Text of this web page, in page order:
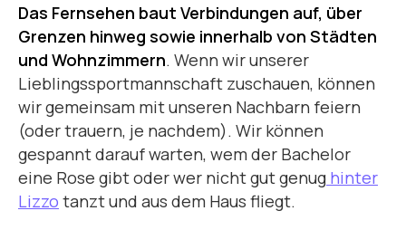
Das Fernsehen baut Verbindungen auf, über
Grenzen hinweg sowie innerhalb von Städten
und Wohnzimmern. Wenn wir unserer
Lieblingssportmannschaft zuschauen, können
wir gemeinsam mit unseren Nachbarn feiern
(oder trauern, je nachdem). Wir können
gespannt darauf warten, wem der Bachelor
eine Rose gibt oder wer nicht gut genug hinter
Lizzo tanzt und aus dem Haus fliegt.